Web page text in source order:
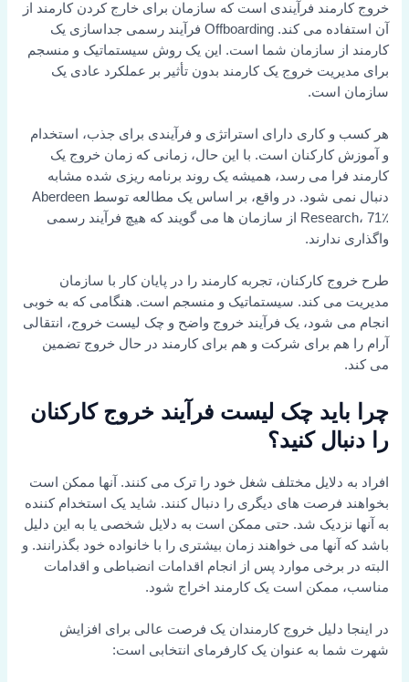
خروج کارمند فرآیندی است که سازمان برای خارج کردن کارمند از
آن استفاده می کند. Offboarding فرآیند رسمی جداسازی یک
کارمند از سازمان شما است. این یک روش سیستماتیک و منسجم
برای مدیریت خروج یک کارمند بدون تأثیر بر عملکرد عادی یک
سازمان است.
هر کسب و کاری دارای استراتژی و فرآیندی برای جذب، استخدام
و آموزش کارکنان است. با این حال، زمانی که زمان خروج یک
کارمند فرا می رسد، همیشه یک روند برنامه ریزی شده مشابه
دنبال نمی شود. در واقع، بر اساس یک مطالعه توسط Aberdeen
Research، 71٪ از سازمان ها می گویند که هیچ فرآیند رسمی
واگذاری ندارند.
طرح خروج کارکنان، تجربه کارمند را در پایان کار با سازمان
مدیریت می کند. سیستماتیک و منسجم است. هنگامی که به خوبی
انجام می شود، یک فرآیند خروج واضح و چک لیست خروج، انتقالی
آرام را هم برای شرکت و هم برای کارمند در حال خروج تضمین
می کند.
چرا باید چک لیست فرآیند خروج کارکنان
را دنبال کنید؟
افراد به دلایل مختلف شغل خود را ترک می کنند. آنها ممکن است
بخواهند فرصت های دیگری را دنبال کنند. شاید یک استخدام کننده
به آنها نزدیک شد. حتی ممکن است به دلایل شخصی یا به این دلیل
باشد که آنها می خواهند زمان بیشتری را با خانواده خود بگذرانند. و
البته در برخی موارد پس از انجام اقدامات انضباطی و اقدامات
مناسب، ممکن است یک کارمند اخراج شود.
در اینجا دلیل خروج کارمندان یک فرصت عالی برای افزایش
شهرت شما به عنوان یک کارفرمای انتخابی است: